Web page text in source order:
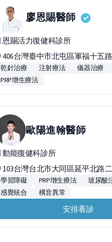
廖恩賜醫師
恩賜活力復健科診所
406台灣臺中市北屯區軍福十五
乾針治療 注射療法 儀器治療
PRP增生療法
歐陽進翰醫師
動能復健科診所
103台灣台北市大同區延平北路
學習障礙 PRP增生療法
玻尿酸
感覺統合
構音異常
安排看診